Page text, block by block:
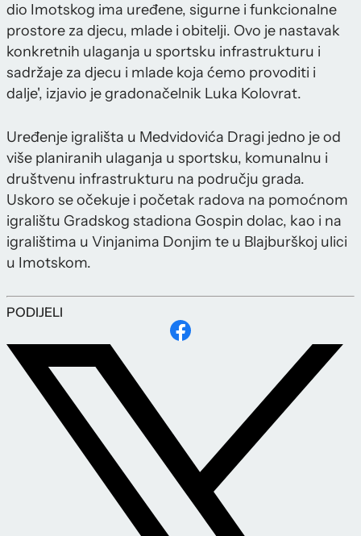
dio Imotskog ima uređene, sigurne i funkcionalne
prostore za djecu, mlade i obitelji. Ovo je nastavak
konkretnih ulaganja u sportsku infrastrukturu i
sadržaje za djecu i mlade koja ćemo provoditi i
dalje', izjavio je gradonačelnik Luka Kolovrat.
Uređenje igrališta u Medvidovića Dragi jedno je od
više planiranih ulaganja u sportsku, komunalnu i
društvenu infrastrukturu na području grada.
Uskoro se očekuje i početak radova na pomoćnom
igralištu Gradskog stadiona Gospin dolac, kao i na
igralištima u Vinjanima Donjim te u Blajburškoj ulici
u Imotskom.
PODIJELI